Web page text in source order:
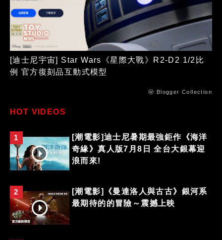
[迪士尼宇宙] Star Wars《星際大戰》R2-D2 1/2比
例 官方復刻品互動式模型
ⓦ Blogger Collection
HOT VIDEOS
1
[潮電影]迪士尼暑期最強鉅作《海洋
奇緣》真人版7月8日 全台大銀幕迎
浪而來!
2
[潮電影]《曼達洛人與古古》銀河系
最期待的的冒險～震撼上映